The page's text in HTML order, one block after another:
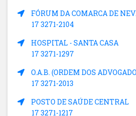
FÓRUM DA COMARCA DE
17 3271-2104
HOSPITAL - SANTA CASA
17 3271-1297
O.A.B. (ORDEM DOS
17 3271-2013
POSTO DE SAÚDE CENTRAL
17 3271-1217